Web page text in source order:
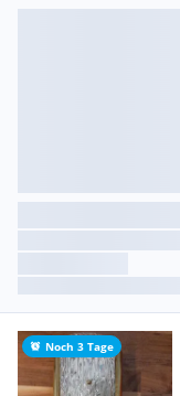
Noch 3 Tage